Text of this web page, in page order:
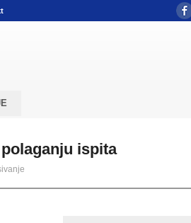
ispita